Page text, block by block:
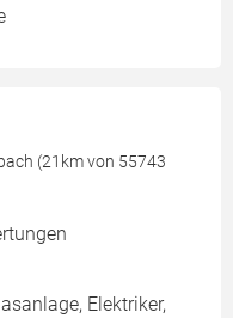
(21km von 55743
Elektriker,